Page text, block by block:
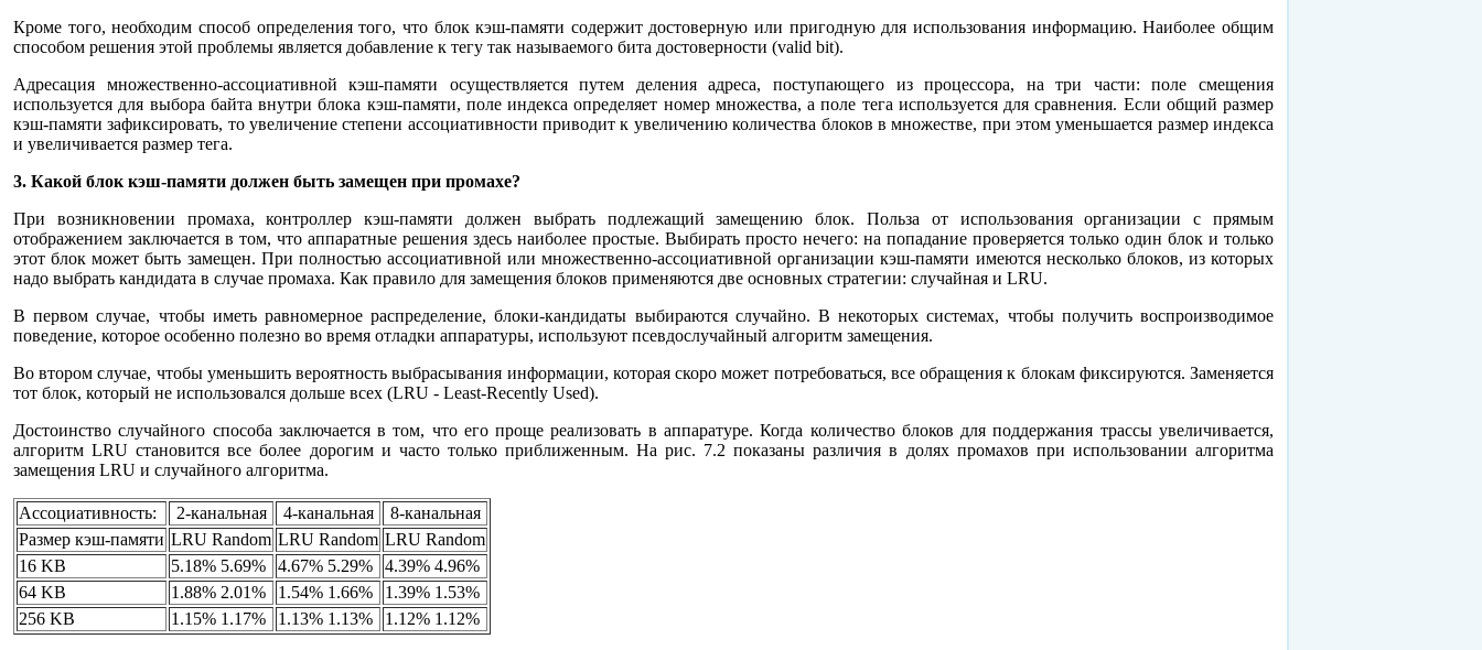
Кроме того, необходим способ определения того, что блок кэш-памяти содержит достоверную или пригодную для использования информацию. Наиболее общим
способом решения этой проблемы является добавление к тегу так называемого бита достоверности (valid bit).
Адресация множественно-ассоциативной кэш-памяти осуществляется путем деления адреса, поступающего из процессора, на три части: поле смещения
используется для выбора байта внутри блока кэш-памяти, поле индекса определяет номер множества, а поле тега используется для сравнения. Если общий размер
кэш-памяти зафиксировать, то увеличение степени ассоциативности приводит к увеличению количества блоков в множестве, при этом уменьшается размер индекса
и увеличивается размер тега.
3. Какой блок кэш-памяти должен быть замещен при промахе?
При возникновении промаха, контроллер кэш-памяти должен выбрать подлежащий замещению блок. Польза от использования организации с прямым
отображением заключается в том, что аппаратные решения здесь наиболее простые. Выбирать просто нечего: на попадание проверяется только один блок и только
этот блок может быть замещен. При полностью ассоциативной или множественно-ассоциативной организации кэш-памяти имеются несколько блоков, из которых
надо выбрать кандидата в случае промаха. Как правило для замещения блоков применяются две основных стратегии: случайная и LRU.
В первом случае, чтобы иметь равномерное распределение, блоки-кандидаты выбираются случайно. В некоторых системах, чтобы получить воспроизводимое
поведение, которое особенно полезно во время отладки аппаратуры, используют псевдослучайный алгоритм замещения.
Во втором случае, чтобы уменьшить вероятность выбрасывания информации, которая скоро может потребоваться, все обращения к блокам фиксируются. Заменяется
тот блок, который не использовался дольше всех (LRU - Least-Recently Used).
Достоинство случайного способа заключается в том, что его проще реализовать в аппаратуре. Когда количество блоков для поддержания трассы увеличивается,
алгоритм LRU становится все более дорогим и часто только приближенным. На рис. 7.2 показаны различия в долях промахов при использовании алгоритма
замещения LRU и случайного алгоритма.
Ассоциативность: 2-канальная 4-канальная
8-канальная
Размер кэш-памяти LRU Random LRU Random LRU Random
16 KB
5.18% 5.69% 4.67% 5.29%
4.39% 4.96%
64 KB
1.88% 2.01% 1.54% 1.66%
1.39% 1.53%
256 KB
1.15% 1.17% 1.13% 1.13% 1.12% 1.12%